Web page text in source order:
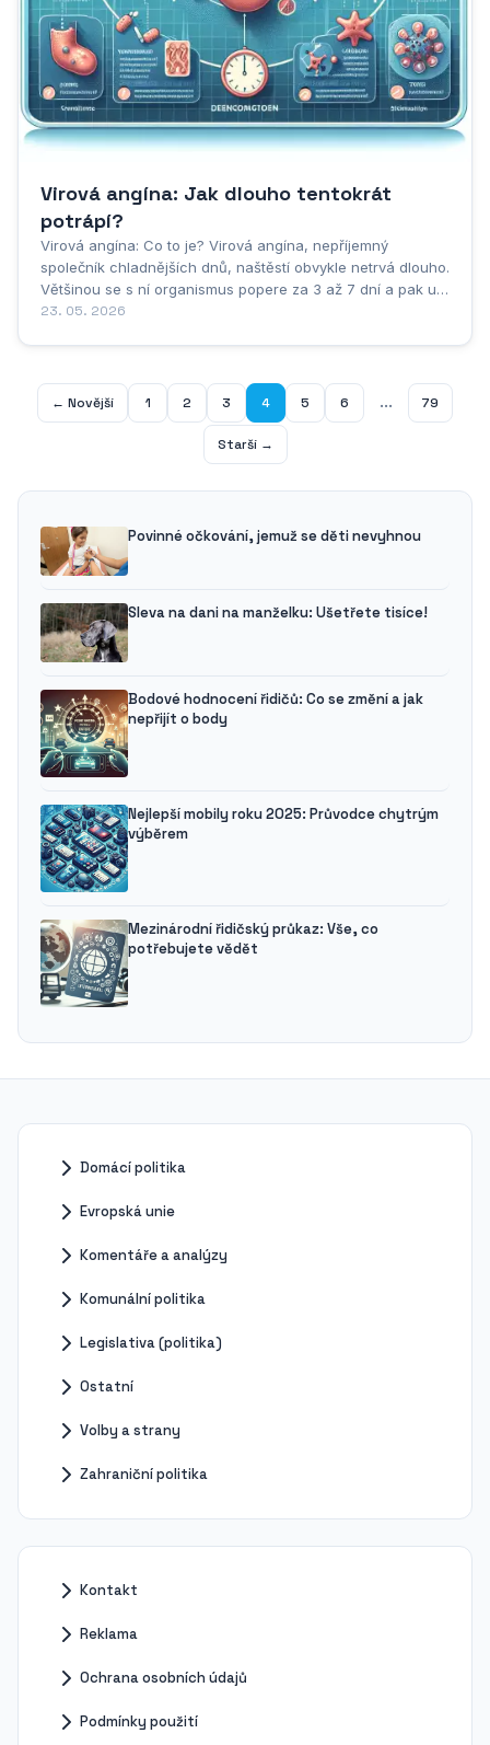
Virová angína: Jak dlouho tentokrát
potrápí?
Virová angína: Co to je? Virová angína, nepříjemný
společník chladnějších dnů, naštěstí obvykle netrvá dlouho.
Většinou se s ní organismus popere za 3 až 7 dní a pak už
se můžete vrátit k oblíbeným aktivitám. Důležité je dopřát
23. 05. 2026
← Novější 1 2 3 4 5 6 ... 79
Starší →
Povinné očkování, jemuž se děti nevyhnou
Sleva na dani na manželku: Ušetřete tisíce!
Bodové hodnocení řidičů: Co se změní a jak
nepřijít o body
Nejlepší mobily roku 2025: Průvodce chytrým
výběrem
Mezinárodní řidičský průkaz: Vše, co
potřebujete vědět
Domácí politika
Evropská unie
Komentáře a analýzy
Komunální politika
Legislativa (politika)
Ostatní
Volby a strany
Zahraniční politika
Kontakt
Reklama
Ochrana osobních údajů
Podmínky použití